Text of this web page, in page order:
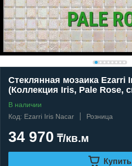
Стеклянная мозаика Ezarri
(Коллекция Iris, Pale Rose,
В наличии
Код: Ezarri Iris Nacar
Розница
34 970 ₸/кв.м
Купить